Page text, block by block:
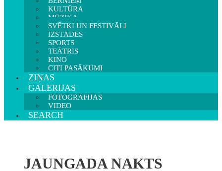
KULTŪRA
MŪZIKA
SVĒTKI UN FESTIVĀLI
IZSTĀDES
SPORTS
TEĀTRIS
KINO
CITI PASĀKUMI
ZIŅAS
GALERIJAS
FOTOGRĀFIJAS
VIDEO
SEARCH
JAUNGADA NAKTS